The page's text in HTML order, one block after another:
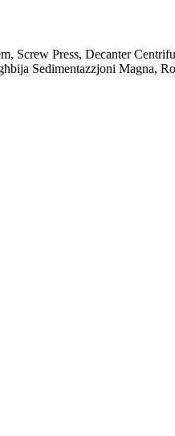
Screw Press, Decanter
Sedimentazzjoni Magna,